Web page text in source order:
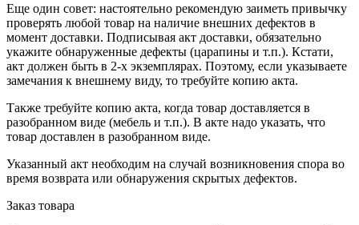
Еще один совет: настоятельно рекомендую заиметь привычку
проверять любой товар на наличие внешних дефектов в
момент доставки. Подписывая акт доставки, обязательно
укажите обнаруженные дефекты (царапины и т.п.). Кстати,
акт должен быть в 2-х экземплярах. Поэтому, если указываете
замечания к внешнему виду, то требуйте копию акта.
Также требуйте копию акта, когда товар доставляется в
разобранном виде (мебель и т.п.). В акте надо указать, что
товар доставлен в разобранном виде.
Указанный акт необходим на случай возникновения спора во
время возврата или обнаружения скрытых дефектов.
Заказ товара